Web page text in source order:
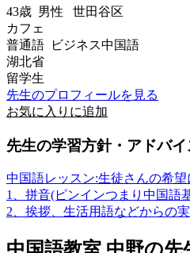
43歳 男性 世田谷区
カフェ
普通語 ビジネス中国語
湖北省
留学生
先生のプロフィールを見る
お気に入りに追加
先生の学習方針・アドバイ
中国語レッスン:生徒さんの希望
1、拼音(ピンインつまり中国語
2、挨拶、生活用語などからの